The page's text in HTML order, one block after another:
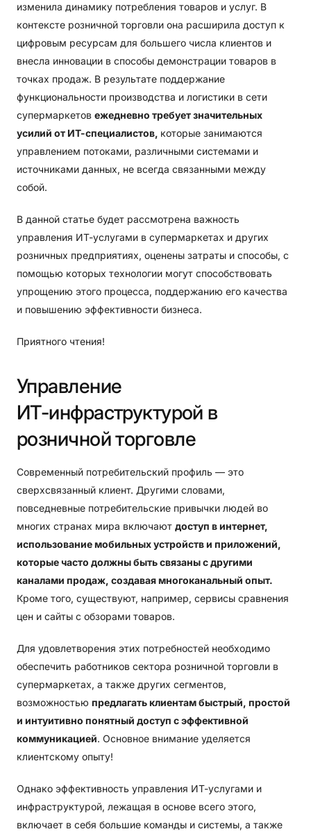
изменила динамику потребления товаров и услуг. В
контексте розничной торговли она расширила доступ к
цифровым ресурсам для большего числа клиентов и
внесла инновации в способы демонстрации товаров в
точках продаж. В результате поддержание
функциональности производства и логистики в сети
супермаркетов ежедневно требует значительных
усилий от ИТ-специалистов, которые занимаются
управлением потоками, различными системами и
источниками данных, не всегда связанными между
собой.
В данной статье будет рассмотрена важность
управления ИТ-услугами в супермаркетах и ​​других
розничных предприятиях, оценены затраты и способы, с
помощью которых технологии могут способствовать
упрощению этого процесса, поддержанию его качества
и повышению эффективности бизнеса.
Приятного чтения!
Управление
ИТ-инфраструктурой в
розничнойторговле
Современный потребительский профиль — это
сверхсвязанный клиент. Другими словами,
повседневные потребительские привычки людей во
многих странах мира включают доступ в интернет,
использование мобильных устройств и приложений,
которые часто должны быть связаны с другими
каналами продаж, создавая многоканальный опыт.
Кроме того, существуют, например, сервисы сравнения
цен и сайты с обзорами товаров.
Для удовлетворения этих потребностей необходимо
обеспечить работников сектора розничной торговли в
супермаркетах, а также других сегментов,
возможностью предлагать клиентам быстрый, простой
и интуитивно понятный доступ с эффективной
коммуникацией. Основное внимание уделяется
клиентскому опыту!
Однако эффективность управления ИТ-услугами и
инфраструктурой, лежащая в основе всего этого,
включает в себя большие команды и системы, а также